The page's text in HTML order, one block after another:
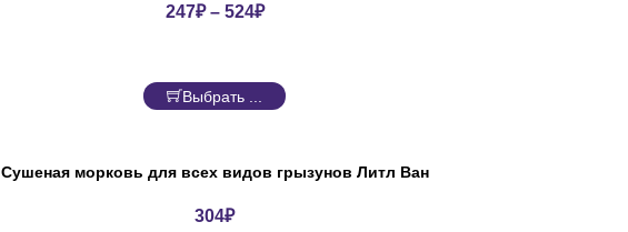
247₽– 524₽
Выбрать ...
Сушеная морковь для всех видов грызунов Литл Ван
304₽